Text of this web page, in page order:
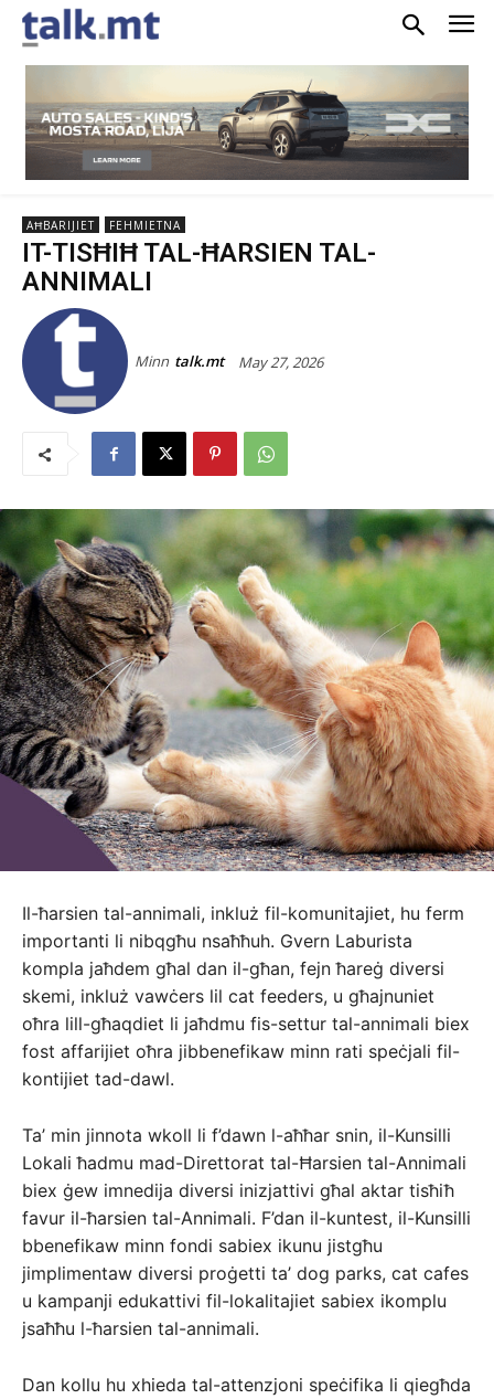
AĦBARIJIET FEHMIETNA
IT-TISĦIĦ TAL-ĦARSIEN TAL-
ANNIMALI
Minn talk.mt May 27, 2026
Il-ħarsien tal-annimali, inkluż fil-komunitajiet, hu ferm
importanti li nibqgħu nsaħħuh. Gvern Laburista
kompla jaħdem għal dan il-għan, fejn ħareġ diversi
skemi, inkluż vawċers lil cat feeders, u għajnuniet
oħra lill-għaqdiet li jaħdmu fis-settur tal-annimali biex
fost affarijiet oħra jibbenefikaw minn rati speċjali fil-
kontijiet tad-dawl.
Ta’ min jinnota wkoll li f’dawn l-aħħar snin, il-Kunsilli
Lokali ħadmu mad-Direttorat tal-Ħarsien tal-Annimali
biex ġew imnedija diversi inizjattivi għal aktar tisħiħ
favur il-ħarsien tal-Annimali. F’dan il-kuntest, il-Kunsilli
bbenefikaw minn fondi sabiex ikunu jistgħu
jimplimentaw diversi proġetti ta’ dog parks, cat cafes
u kampanji edukattivi fil-lokalitajiet sabiex ikomplu
jsaħħu l-ħarsien tal-annimali.
Dan kollu hu xhieda tal-attenzjoni speċifika li qiegħda